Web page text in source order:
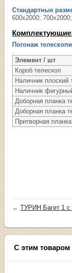
Стандартные
600х2000;
Погонаж
Элемент / шт
Короб телескоп
Наличник плоский
Наличник
Доборная планка
Доборная планка
Притворная планка
←ТУРИН Багет 1 с
С этим товаром